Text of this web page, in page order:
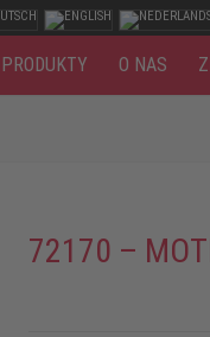
PRODUKTY O NAS
72170 –